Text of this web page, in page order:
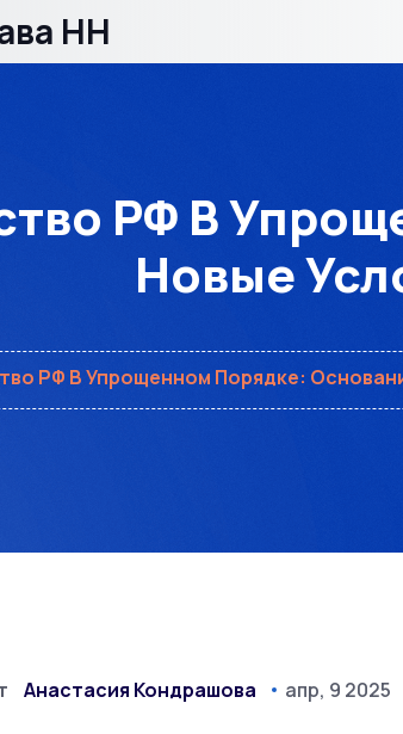
НН
РФ В
Новые
РФ В Упрощенном Порядке:
Анастасия Кондрашова апр, 9 2025